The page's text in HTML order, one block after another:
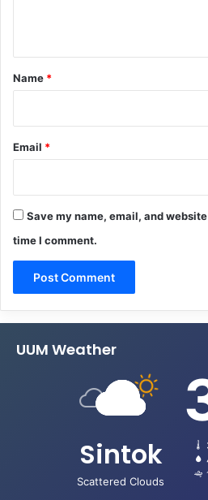
*
Name *
Email *
Save my name, email, and
time I comment.
UUM Weather
Sintok
Scattered Clouds